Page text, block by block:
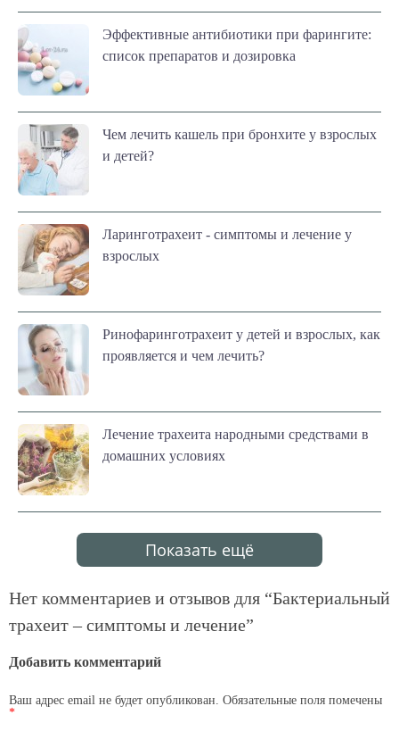
Эффективные антибиотики при фарингите:
список препаратов и дозировка
Чем лечить кашель при бронхите у взрослых
и детей?
Ларинготрахеит - симптомы и лечение у
взрослых
Ринофаринготрахеит у детей и взрослых, как
проявляется и чем лечить?
Лечение трахеита народными средствами в
домашних условиях
Показать ещё
Нет комментариев и отзывов для “Бактериальный
трахеит – симптомы и лечение”
Добавить комментарий
Ваш адрес email не будет опубликован. Обязательные поля помечены
*